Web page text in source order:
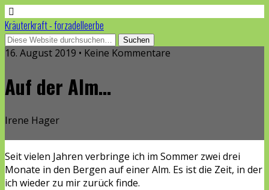
Kräuterkraft - forzadelleerbe
16. August 2019 • Keine Kommentare
Auf der Alm…
Irene Hager
Seit vielen Jahren verbringe ich im Sommer zwei drei
Monate in den Bergen auf einer Alm. Es ist die Zeit, in der
ich wieder zu mir zurück finde.